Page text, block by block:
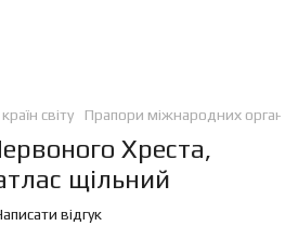
світу Прапори міжнародних
Хреста,
щільний
відгук